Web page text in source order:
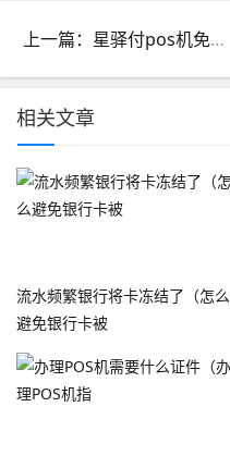
上一篇：星驿付pos机免费送有人被骗吗_星驿付pos诈骗激活
相关文章
流水频繁银行将卡冻结了（怎么
避免银行卡被